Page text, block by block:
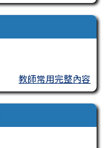
教師常用完整內容